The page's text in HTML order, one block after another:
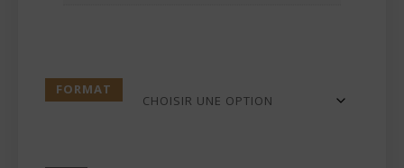
FORMAT